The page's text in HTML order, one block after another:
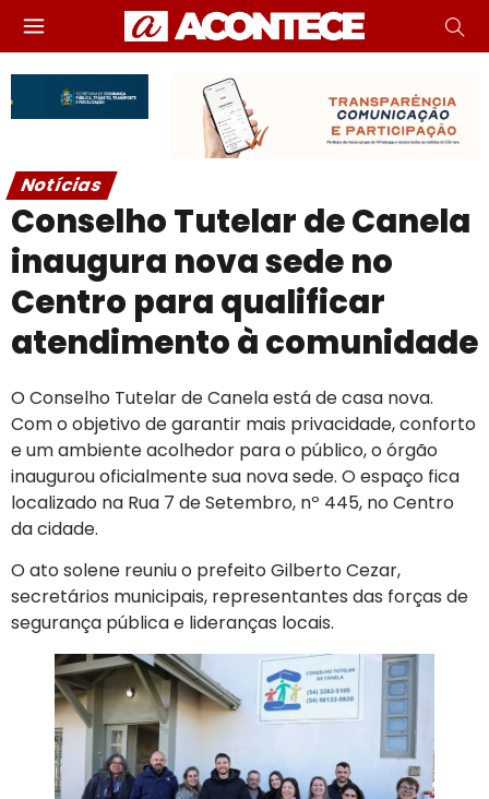
Notícias
Conselho Tutelar de Canela
inaugura nova sede no
Centro para qualificar
atendimento à comunidade
O Conselho Tutelar de Canela está de casa nova.
Com o objetivo de garantir mais privacidade, conforto
e um ambiente acolhedor para o público, o órgão
inaugurou oficialmente sua nova sede. O espaço fica
localizado na Rua 7 de Setembro, nº 445, no Centro
da cidade.
O ato solene reuniu o prefeito Gilberto Cezar,
secretários municipais, representantes das forças de
segurança pública e lideranças locais.